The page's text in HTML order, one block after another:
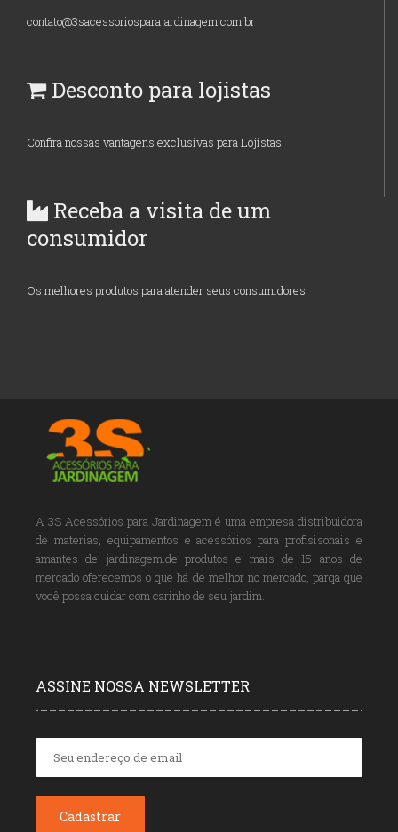
contato@3sacessoriosparajardinagem.com.br
Desconto para lojistas
Confira nossas vantagens exclusivas para Lojistas
Receba a visita de um
consumidor
Os melhores produtos para atender seus consumidores
A 3S Acessórios para Jardinagem é uma empresa distribuidora
de materias, equipamentos e acessórios para profisisonais e
amantes de jardinagem.de produtos e mais de 15 anos de
mercado oferecemos o que há de melhor no mercado, parqa que
você possa cuidar com carinho de seu jardim.
ASSINE NOSSA NEWSLETTER